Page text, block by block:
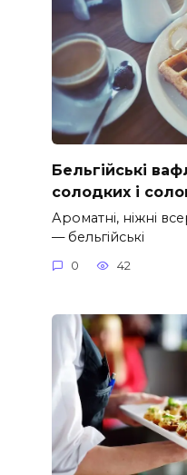
Бельгійські
солодких і
Ароматні, ніжні
— бельгійські
0 42